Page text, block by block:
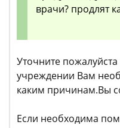
врачи? продлят
Уточните
учреждении Вам
каким причинам.Вы
Если необходима